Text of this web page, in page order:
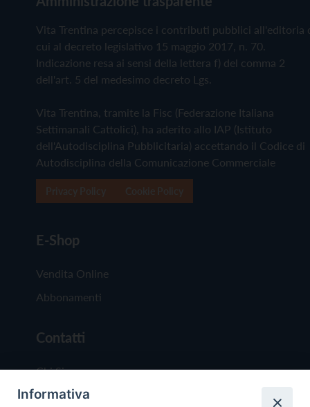
Vita Trentina percepisce i contributi pubblici all'editoria
cui al decreto legislativo 15 maggio 2017, n. 70.
Indicazione resa ai sensi della lettera f) del comma 2
dell'art. 5 del medesimo decreto Lgs.
Vita Trentina, tramite la Fisc (Federazione Italiana
Settimanali Cattolici), ha aderito allo IAP (Istituto
dell'Autodisciplina Pubblicitaria) accettando il Codice di
Autodisciplina della Comunicazione Commerciale
E-Shop
Vendita Online
Abbonamenti
Contatti
Chi Siamo
Redazione
Informativa